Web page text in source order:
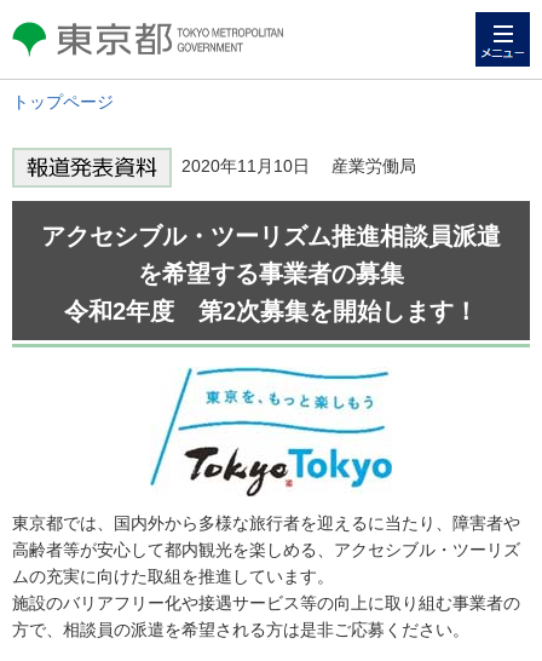
東京都 TOKYO METROPOLITAN
GOVERNMENT
トップページ
2020年11月10日 産業労働局
アクセシブル・ツーリズム推進相談員派遣
を希望する事業者の募集
令和2年度 第2次募集を開始します！
東京都では、国内外から多様な旅行者を迎えるに当たり、障害者や
高齢者等が安心して都内観光を楽しめる、アクセシブル・ツーリズ
ムの充実に向けた取組を推進しています。
施設のバリアフリー化や接遇サービス等の向上に取り組む事業者の
方で、相談員の派遣を希望される方は是非ご応募ください。